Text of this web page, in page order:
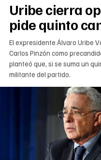
Uribe cierra
pide quinto
El expresidente Álvaro Uribe
Carlos Pinzón como
planteó que, si se suma un
militante del partido.